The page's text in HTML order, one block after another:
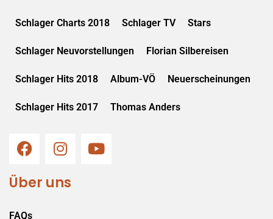
Schlager Charts 2018 Schlager TV Stars
Schlager Neuvorstellungen Florian Silbereisen
Schlager Hits 2018 Album-VÖ Neuerscheinungen
Schlager Hits 2017 Thomas Anders
Über uns
FAQs